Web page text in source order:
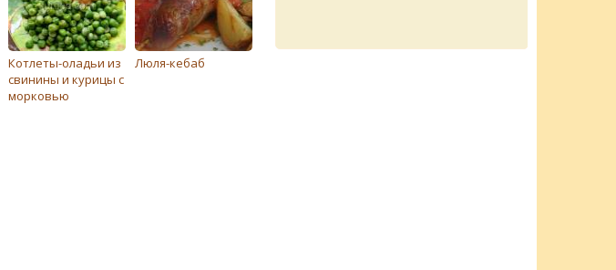
Котлеты-оладьи из
свинины и курицы с
морковью
Люля-кебаб